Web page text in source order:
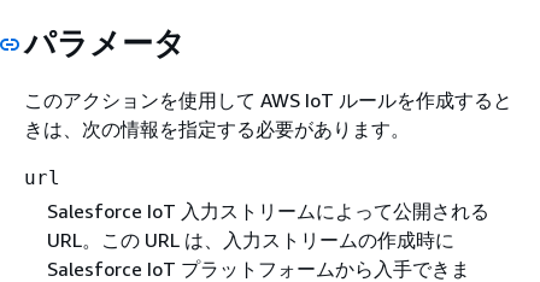
パラメータ
このアクションを使用して AWS IoT ルールを作成すると
きは、次の情報を指定する必要があります。
url
Salesforce IoT 入力ストリームによって公開される
URL。この URL は、入力ストリームの作成時に
Salesforce IoT プラットフォームから入手できま